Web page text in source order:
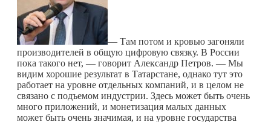
— Там потом и кровью загоняли
производителей в общую цифровую связку. В России
пока такого нет, — говорит Александр Петров. — Мы
видим хорошие результат в Татарстане, однако тут это
работает на уровне отдельных компаний, и в целом не
связано с подъемом индустрии. Здесь может быть очень
много приложений, и монетизация малых данных
может быть очень значимая, и на уровне государства